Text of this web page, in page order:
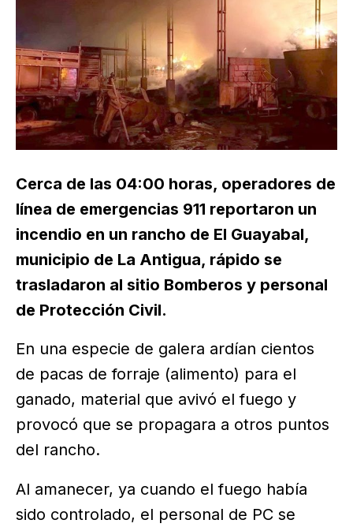
Cerca de las 04:00 horas, operadores de
línea de emergencias 911 reportaron un
incendio en un rancho de El Guayabal,
municipio de La Antigua, rápido se
trasladaron al sitio Bomberos y personal
de Protección Civil.
En una especie de galera ardían cientos
de pacas de forraje (alimento) para el
ganado, material que avivó el fuego y
provocó que se propagara a otros puntos
del rancho.
Al amanecer, ya cuando el fuego había
sido controlado, el personal de PC se